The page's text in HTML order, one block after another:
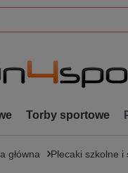
Torby sportowe
główna Plecaki szkolne i